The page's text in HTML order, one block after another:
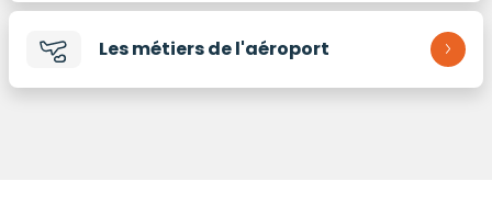
Les métiers de l'aéroport